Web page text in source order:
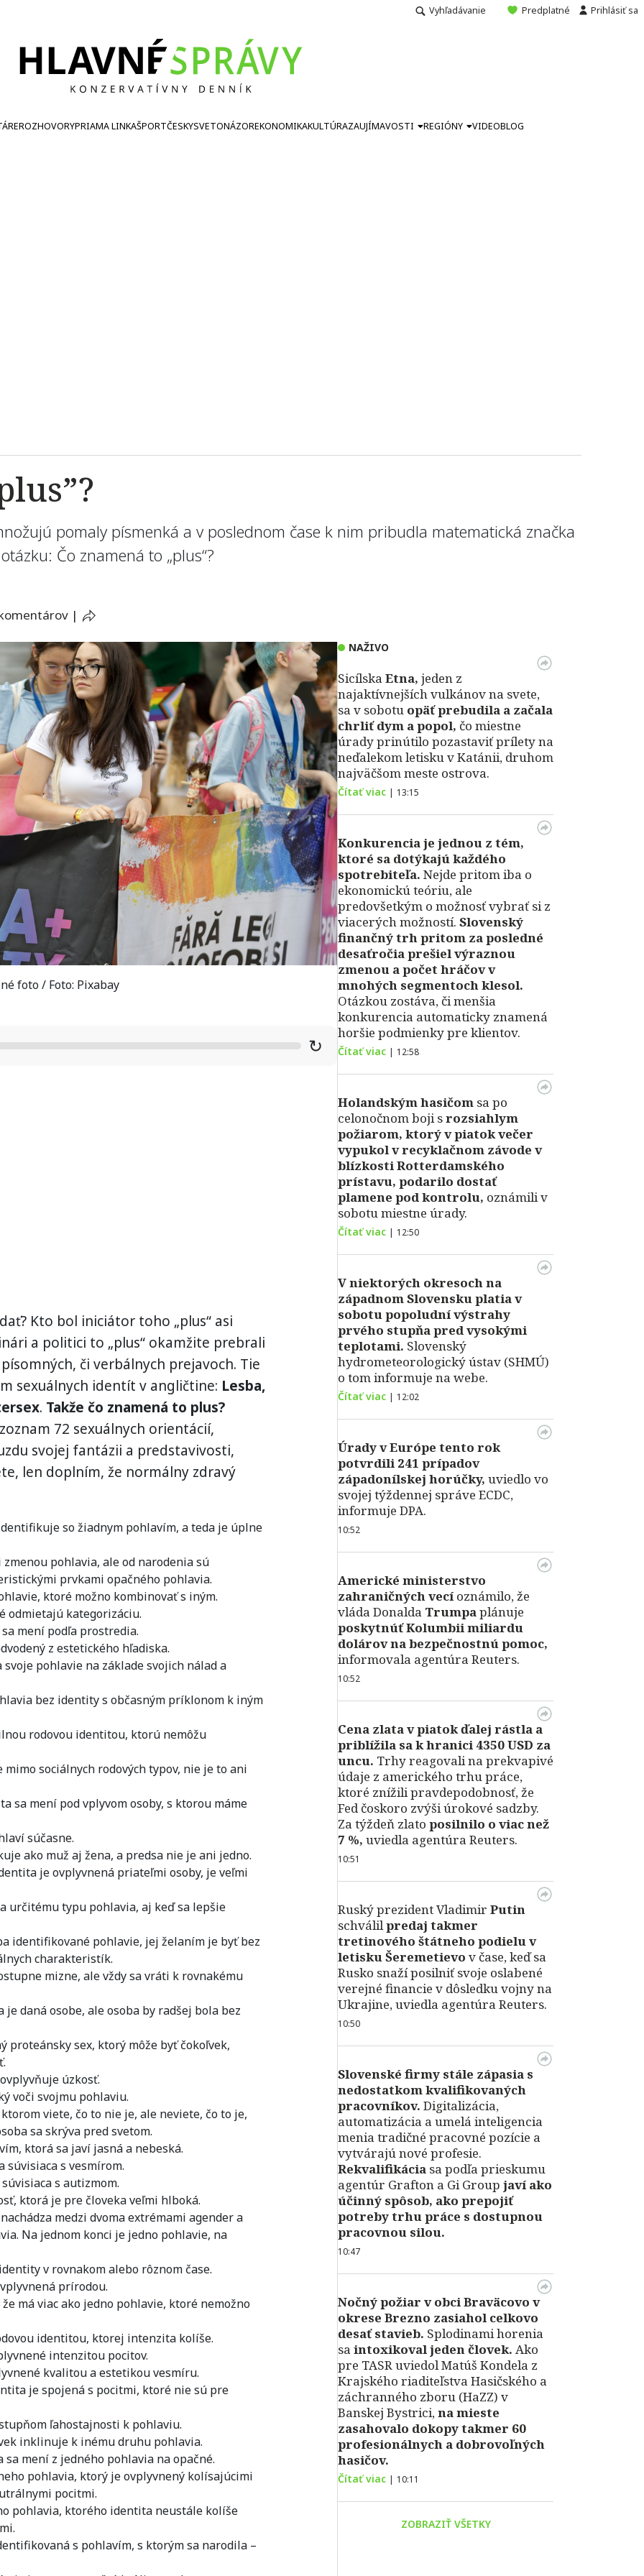
Vyhľadávanie Predplatné Prihlásiť sa
ROZHOVORYPRIAMA LINKAŠPORTČESKYSVETONÁZOREKONOMIKAKULTÚRAZAUJÍMAVOSTI REGIÓNY VIDEOBLOG
pomaly písmenká a v poslednom čase k nim pribudla matematická značka
Čo znamená to „plus“?
|
foto / Foto: Pixabay
↻
Kto bol iniciátor toho „plus“ asi
a politici to „plus“ okamžite prebrali
či verbálnych prejavoch. Tie
sexuálnych identít v angličtine: Lesba,
. Takže čo znamená to plus?
72 sexuálnych orientácií,
svojej fantázii a predstavivosti,
len doplním, že normálny zdravý
so žiadnym pohlavím, a teda je úplne
pohlavia, ale od narodenia sú
prvkami opačného pohlavia.
ktoré možno kombinovať s iným.
odmietajú kategorizáciu.
mení podľa prostredia.
z estetického hľadiska.
svoje pohlavie na základe svojich nálad a
bez identity s občasným príklonom k iným
rodovou identitou, ktorú nemôžu
sociálnych rodových typov, nie je to ani
sa mení pod vplyvom osoby, s ktorou máme
súčasne.
ako muž aj žena, a predsa nie je ani jedno.
je ovplyvnená priateľmi osoby, je veľmi
určitému typu pohlavia, aj keď sa lepšie
identifikované pohlavie, jej želaním je byť bez
charakteristík.
mizne, ale vždy sa vráti k rovnakému
je daná osobe, ale osoba by radšej bola bez
proteánsky sex, ktorý môže byť čokoľvek,
úzkosť.
voči svojmu pohlaviu.
viete, čo to nie je, ale neviete, čo to je,
sa skrýva pred svetom.
ktorá sa javí jasná a nebeská.
súvisiaca s vesmírom.
s autizmom.
ktorá je pre človeka veľmi hlboká.
medzi dvoma extrémami agender a
Na jednom konci je jedno pohlavie, na
v rovnakom alebo rôznom čase.
prírodou.
že má viac ako jedno pohlavie, ktoré nemožno
identitou, ktorej intenzita kolíše.
intenzitou pocitov.
kvalitou a estetikou vesmíru.
je spojená s pocitmi, ktoré nie sú pre
ľahostajnosti k pohlaviu.
inklinuje k inému druhu pohlavia.
sa mení z jedného pohlavia na opačné.
pohlavia, ktorý je ovplyvnený kolísajúcimi
pocitmi.
pohlavia, ktorého identita neustále kolíše
s pohlavím, s ktorým sa narodila –
NAŽIVO
Sicílska Etna, jeden z
najaktívnejších vulkánov na svete,
sa v sobotu opäť prebudila a začala
chrliť dym a popol, čo miestne
úrady prinútilo pozastaviť prílety na
neďalekom letisku v Katánii, druhom
najväčšom meste ostrova.
Čítať viac | 13:15
Konkurencia je jednou z tém,
ktoré sa dotýkajú každého
spotrebiteľa. Nejde pritom iba o
ekonomickú teóriu, ale
predovšetkým o možnosť vybrať si z
viacerých možností. Slovenský
finančný trh pritom za posledné
desaťročia prešiel výraznou
zmenou a počet hráčov v
mnohých segmentoch klesol.
Otázkou zostáva, či menšia
konkurencia automaticky znamená
horšie podmienky pre klientov.
Čítať viac | 12:58
Holandským hasičom sa po
celonočnom boji srozsiahlym
požiarom, ktorý v piatok večer
vypukol v recyklačnom závode v
blízkosti Rotterdamského
prístavu, podarilo dostať
plamene pod kontrolu, oznámili v
sobotu miestne úrady.
Čítať viac | 12:50
V niektorých okresoch na
západnom Slovensku platia v
sobotu popoludní výstrahy
prvého stupňa pred vysokými
teplotami. Slovenský
hydrometeorologický ústav (SHMÚ)
o tom informuje na webe.
Čítať viac | 12:02
Úrady v Európe tento rok
potvrdili 241 prípadov
západonílskej horúčky, uviedlo vo
svojej týždennej správe ECDC,
informuje DPA.
10:52
Americké ministerstvo
zahraničných vecí oznámilo, že
vláda Donalda Trumpaplánuje
poskytnúť Kolumbii miliardu
dolárov na bezpečnostnú pomoc,
informovala agentúra Reuters.
10:52
Cena zlata v piatok ďalej rástla a
priblížila sa k hranici 4350 USD za
uncu. Trhy reagovali na prekvapivé
údaje z amerického trhu práce,
ktoré znížili pravdepodobnosť, že
Fed čoskoro zvýši úrokové sadzby.
Za týždeň zlato posilnilo o viac než
7 %, uviedla agentúra Reuters.
10:51
Ruský prezident Vladimir Putin
schválilpredaj takmer
tretinového štátneho podielu v
letisku Šeremetievo v čase, keď sa
Rusko snaží posilniť svoje oslabené
verejné financie v dôsledku vojny na
Ukrajine, uviedla agentúra Reuters.
10:50
Slovenské firmy stále zápasia s
nedostatkom kvalifikovaných
pracovníkov. Digitalizácia,
automatizácia a umelá inteligencia
menia tradičné pracovné pozície a
vytvárajú nové profesie.
Rekvalifikácia sa podľa prieskumu
agentúr Grafton a Gi Group javí ako
účinný spôsob, ako prepojiť
potreby trhu práce s dostupnou
pracovnou silou.
10:47
Nočný požiar v obci Braväcovo v
okrese Brezno zasiahol celkovo
desať stavieb. Splodinami horenia
sa intoxikoval jeden človek. Ako
pre TASR uviedol Matúš Kondela z
Krajského riaditeľstva Hasičského a
záchranného zboru (HaZZ) v
Banskej Bystrici,na mieste
zasahovalo dokopy takmer 60
profesionálnych a dobrovoľných
hasičov.
Čítať viac | 10:11
ZOBRAZIŤ VŠETKY